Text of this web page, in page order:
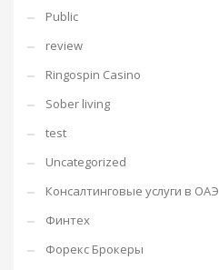
Public
review
Ringospin Casino
Sober living
test
Uncategorized
Консалтинговые услуги в ОАЭ
Финтех
Форекс Брокеры